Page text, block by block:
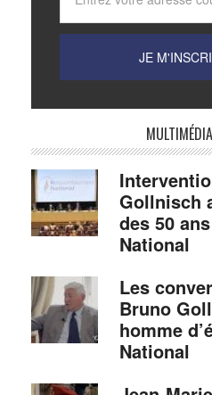
MULTIMÉDIA
Gollnisch
des 50
National
Les
Bruno
homme
National